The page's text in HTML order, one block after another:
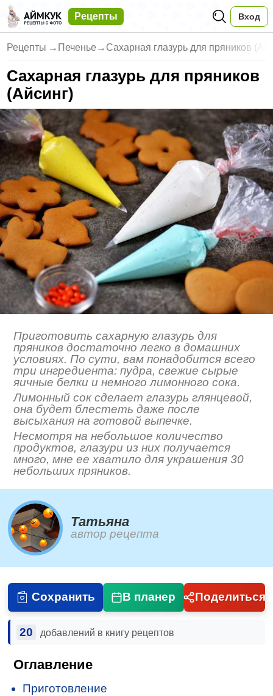
Рецепты Вход
Рецепты → Печенье → Сахарная глазурь для пряников
Сахарная глазурь для пряников
(Айсинг)
Приготовить сахарную глазурь для
пряников достаточно легко в домашних
условиях. По сути, вам понадобится всего
три ингредиента: пудра, свежие сырые
яичные белки и немного лимонного сока.
Лимонный сок сделает глазурь глянцевой,
она будет блестеть даже после
высыхания на готовой выпечке.
Несмотря на небольшое количество
продуктов, глазури из них получается
много, мне ее хватило для украшения 30
небольших пряников.
Татьяна
автор рецепта
Сохранить В планер Поделиться
20 добавлений в книгу рецептов
Оглавление
Приготовление